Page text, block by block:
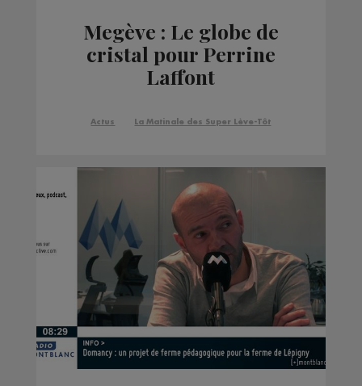
Megève : Le globe de
cristal pour Perrine
Laffont
Actus La Matinale des Super Lève-Tôt